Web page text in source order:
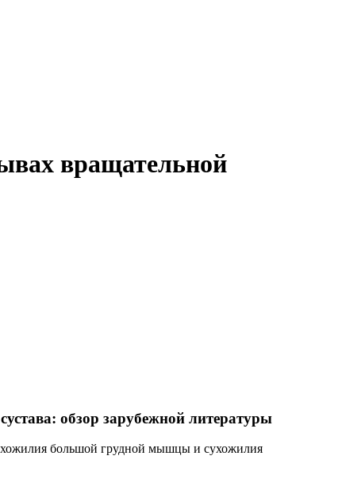
вращательной
обзор зарубежной литературы
большой грудной мышцы и сухожилия